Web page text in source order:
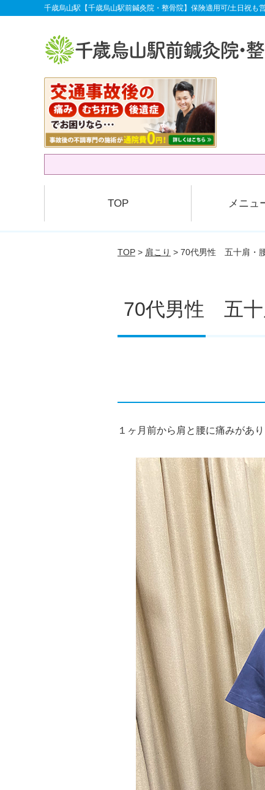
千歳烏山駅【千歳烏山駅前鍼灸院・整骨院】保険適用可/土日祝も
TOP メニュ
TOP > 肩こり > 70代男性 五十肩・
70代男性 五十
１ヶ月前から肩と腰に痛みがあ